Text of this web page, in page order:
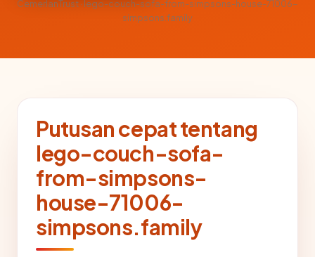
CemerlanTrust · lego-couch-sofa-from-simpsons-house-71006-
simpsons.family
Putusan cepat tentang
lego-couch-sofa-
from-simpsons-
house-71006-
simpsons.family